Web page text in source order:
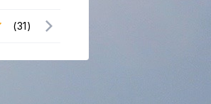
(31)